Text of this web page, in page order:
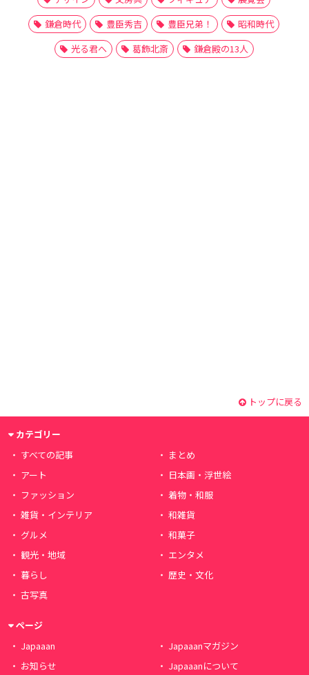
鎌倉時代
豊臣秀吉 豊臣兄弟！
昭和時代
光る君へ
葛飾北斎 鎌倉殿の13人
トップに戻る
カテゴリー
すべての記事
まとめ
アート
日本画・浮世絵
ファッション
着物・和服
雑貨・インテリア
和雑貨
グルメ
和菓子
観光・地域
エンタメ
暮らし
歴史・文化
古写真
ページ
Japaaan
Japaaanマガジン
お知らせ
Japaaanについて